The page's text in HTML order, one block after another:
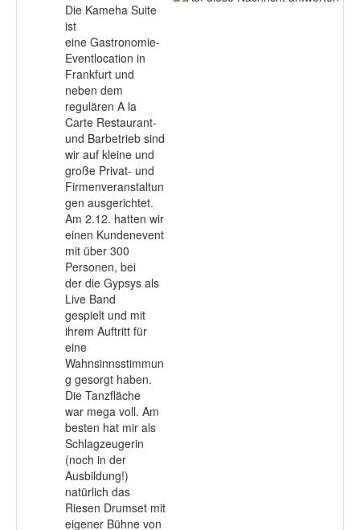
Die Kameha Suite
ist
eine Gastronomie-
Eventlocation in
Frankfurt und
neben dem
regulären A la
Carte Restaurant-
und Barbetrieb sind
wir auf kleine und
große Privat- und
Firmenveranstaltun
gen ausgerichtet.
Am 2.12. hatten wir
einen Kundenevent
mit über 300
Personen, bei
der die Gypsys als
Live Band
gespielt und mit
ihrem Auftritt für
eine
Wahnsinnsstimmun
g gesorgt haben.
Die Tanzfläche
war mega voll. Am
besten hat mir als
Schlagzeugerin
(noch in der
Ausbildung!)
natürlich das
Riesen Drumset mit
eigener Bühne von